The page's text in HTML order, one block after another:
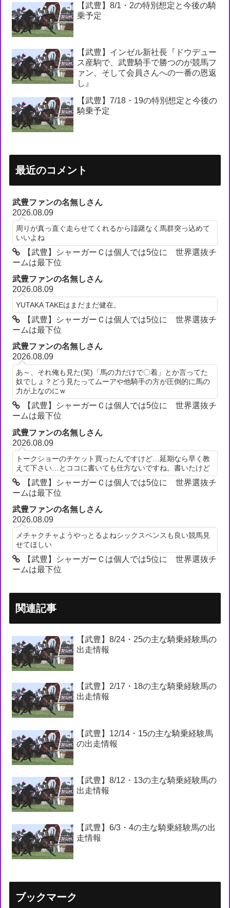
【武豊】8/1・2の特別想定と今後の騎
乗予定
【武豊】インゼル新社長『ドウデュー
ス産駒で、武豊騎手で勝つのが競馬フ
ァン、そして会員さんへの一番の恩返
し』
【武豊】7/18・19の特別想定と今後の
騎乗予定
最近のコメント
武豊ファンの名無しさん
2026.08.09
周りが真っ直ぐ走らせてくれるから躊躇なく馬群突っ込めて
いいよね
【武豊】シャーガーＣは個人では5位に 世界選抜チ
ームは最下位
武豊ファンの名無しさん
2026.08.09
YUTAKA TAKEはまだまだ健在。
【武豊】シャーガーＣは個人では5位に 世界選抜チ
ームは最下位
武豊ファンの名無しさん
2026.08.09
あ～、それ俺も見た(笑)「馬の力だけで〇着」とか言ってた
奴でしょ？どう見たってムーアや他騎手の方が圧倒的に馬の
力が上なのにｗ
【武豊】シャーガーＣは個人では5位に 世界選抜チ
ームは最下位
武豊ファンの名無しさん
2026.08.09
トークショーのチケット買ったんですけど…延期なら早く教
えて下さい…とココに書いても仕方ないですね。書いたけど
【武豊】シャーガーＣは個人では5位に 世界選抜チ
ームは最下位
武豊ファンの名無しさん
2026.08.09
メチャクチャようやっとるよねシックスペンスも良い競馬見
せてほしい
【武豊】シャーガーＣは個人では5位に 世界選抜チ
ームは最下位
関連記事
【武豊】8/24・25の主な騎乗経験馬の
出走情報
【武豊】2/17・18の主な騎乗経験馬の
出走情報
【武豊】12/14・15の主な騎乗経験馬
の出走情報
【武豊】8/12・13の主な騎乗経験馬の
出走情報
【武豊】6/3・4の主な騎乗経験馬の出
走情報
ブックマーク